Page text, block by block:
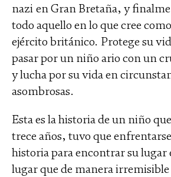
nazi en Gran Bretaña, y
todo aquello en lo que cree
ejército británico. Protege su
pasar por un niño ario con un
y lucha por su vida en
asombrosas.
Esta es la historia de un niño
trece años, tuvo que
historia para encontrar su lugar
lugar que de manera irremisible